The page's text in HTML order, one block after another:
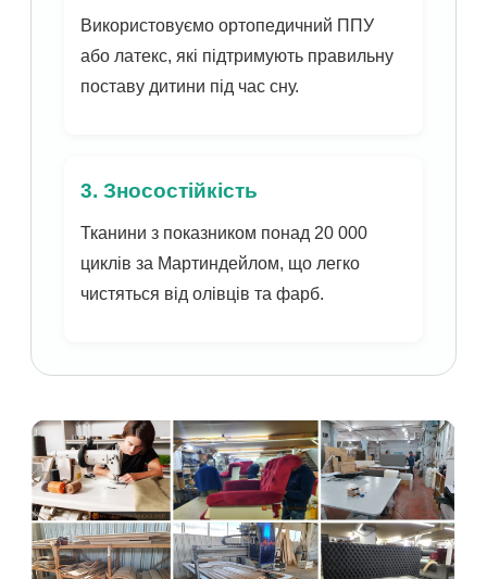
Використовуємо ортопедичний ППУ
або латекс, які підтримують правильну
поставу дитини під час сну.
3. Зносостійкість
Тканини з показником понад 20 000
циклів за Мартиндейлом, що легко
чистяться від олівців та фарб.